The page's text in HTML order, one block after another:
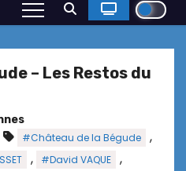
– Les Restos du
#Château de la Bégude ,
, #David VAQUE ,